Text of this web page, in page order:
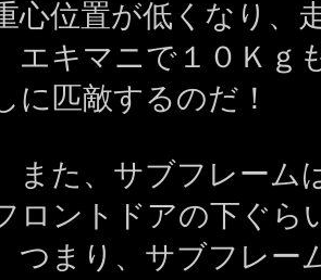
心位置が低くなり、
エキマニで１０Ｋｇ
に匹敵するのだ！
また、サブフレーム
ロントドアの下ぐら
つまり、サブフレー